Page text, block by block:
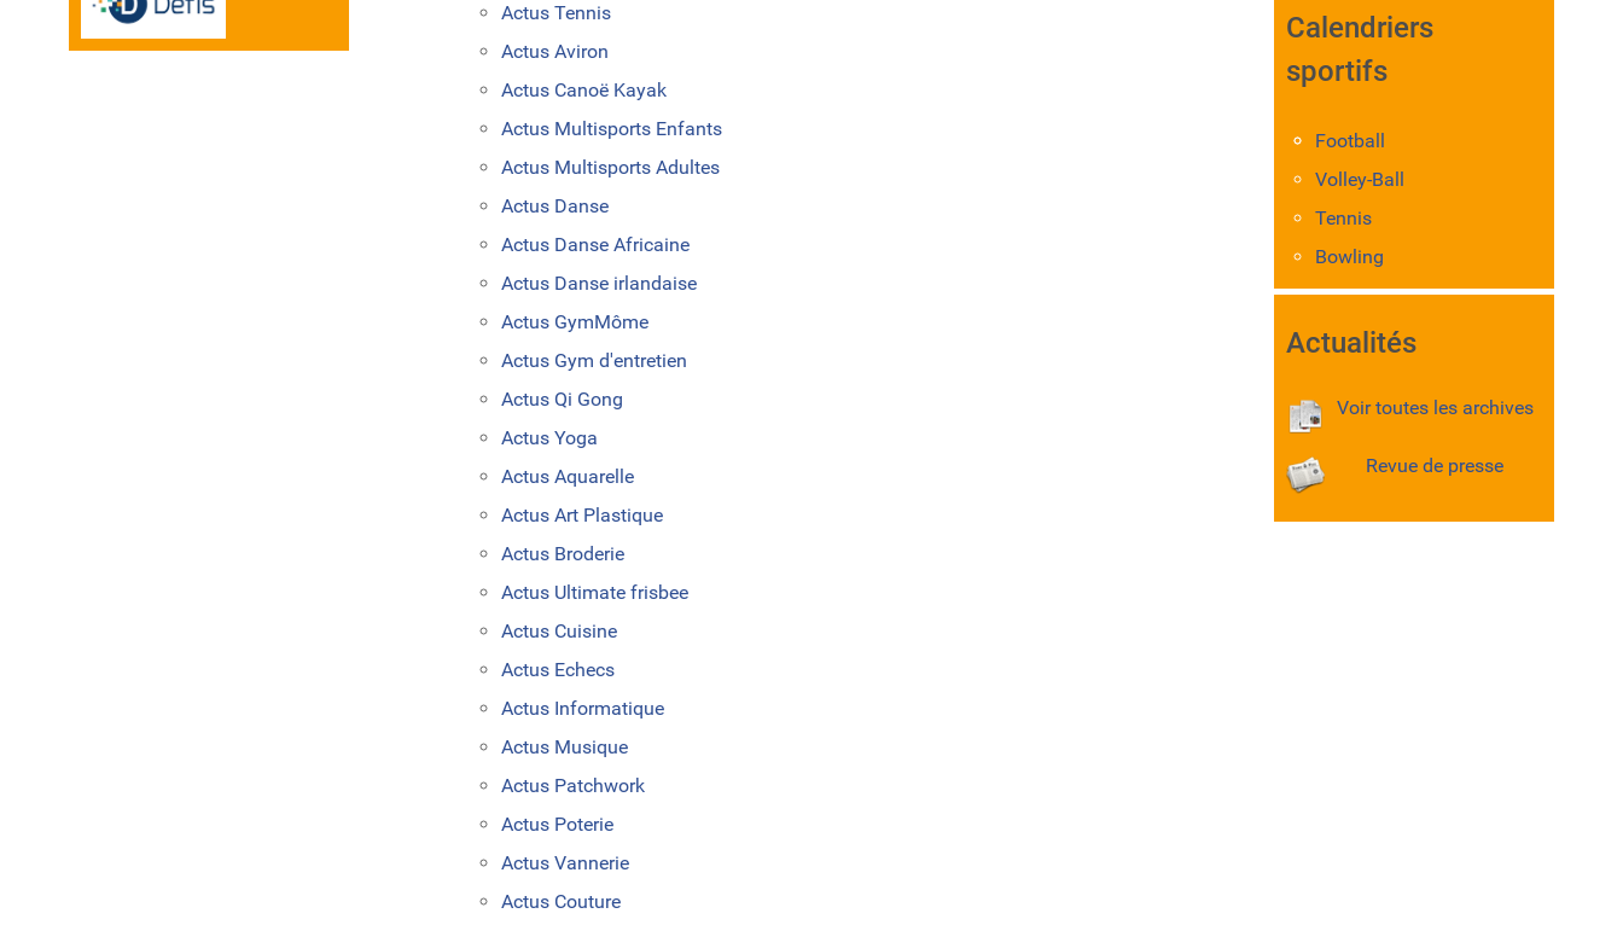
Actus Tennis
Actus Aviron
Actus Canoë Kayak
Actus Multisports Enfants
Actus Multisports Adultes
Actus Danse
Actus Danse Africaine
Actus Danse irlandaise
Actus GymMôme
Actus Gym d'entretien
Actus Qi Gong
Actus Yoga
Actus Aquarelle
Actus Art Plastique
Actus Broderie
Actus Ultimate frisbee
Actus Cuisine
Actus Echecs
Actus Informatique
Actus Musique
Actus Patchwork
Actus Poterie
Actus Vannerie
Actus Couture
Calendriers
sportifs
Football
Volley-Ball
Tennis
Bowling
Actualités
Voir toutes les archives
Revue de presse